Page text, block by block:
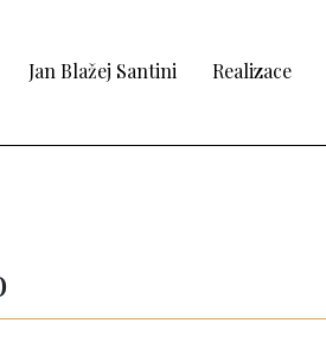
Jan Blažej Santini Realizace